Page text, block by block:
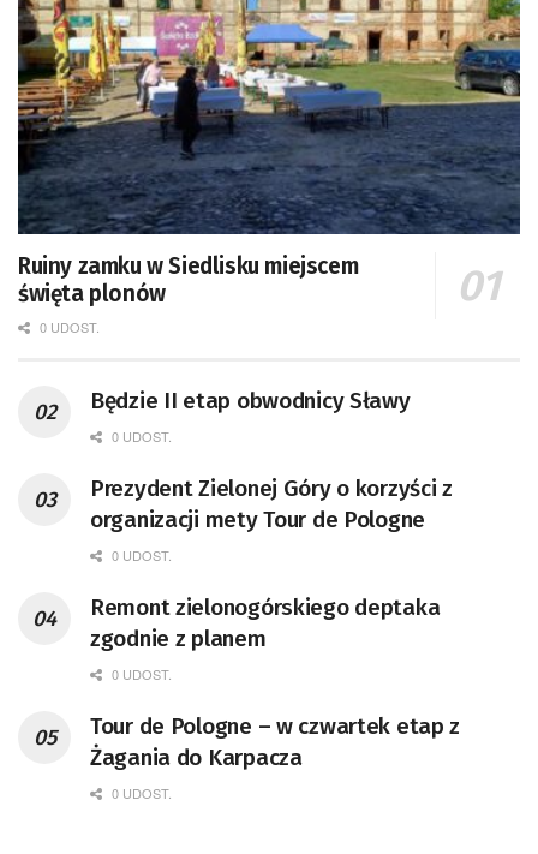
Ruiny zamku w Siedlisku miejscem
święta plonów
0 UDOST.
Będzie II etap obwodnicy Sławy
0 UDOST.
Prezydent Zielonej Góry o korzyści z
organizacji mety Tour de Pologne
0 UDOST.
Remont zielonogórskiego deptaka
zgodnie z planem
0 UDOST.
Tour de Pologne – w czwartek etap z
Żagania do Karpacza
0 UDOST.